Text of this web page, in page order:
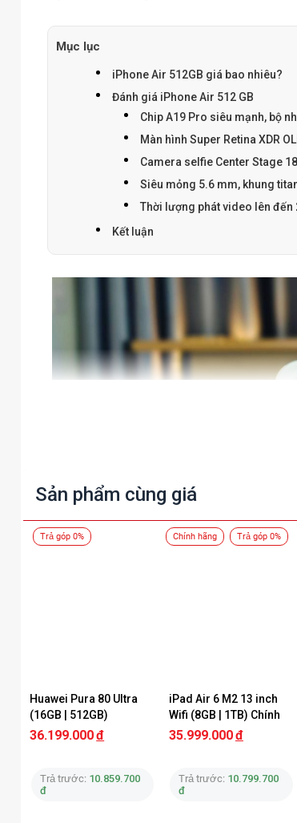
Mục lục
iPhone Air 512GB giá bao nhiêu?
Đánh giá iPhone Air 512 GB
Chip A19 Pro siêu mạnh, bộ
Màn hình Super Retina XDR
Camera selfie Center Stage
Siêu mỏng 5.6 mm, khung
Thời lượng phát video lên đến
Kết luận
Sản phẩm cùng giá
Trả góp 0%
Huawei Pura 80 Ultra
(16GB | 512GB)
36.199.000đ
Trả trước: 10.859.700
đ
Chính hãng Trả góp 0%
iPad Air 6 M2 13 inch
Wifi (8GB | 1TB) Chính
Hãng Apple
35.999.000đ
Trả trước: 10.799.700
đ